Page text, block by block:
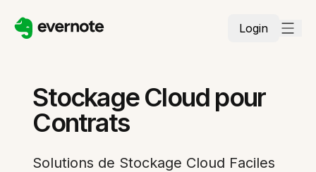
Login
Stockage Cloud pour
Contrats
Solutions de Stockage Cloud Faciles